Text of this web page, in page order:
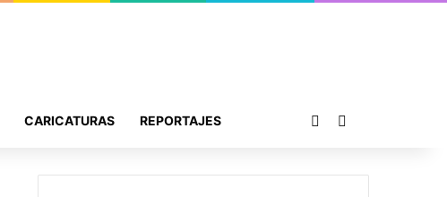
CARICATURAS REPORTAJES Publicación al azar